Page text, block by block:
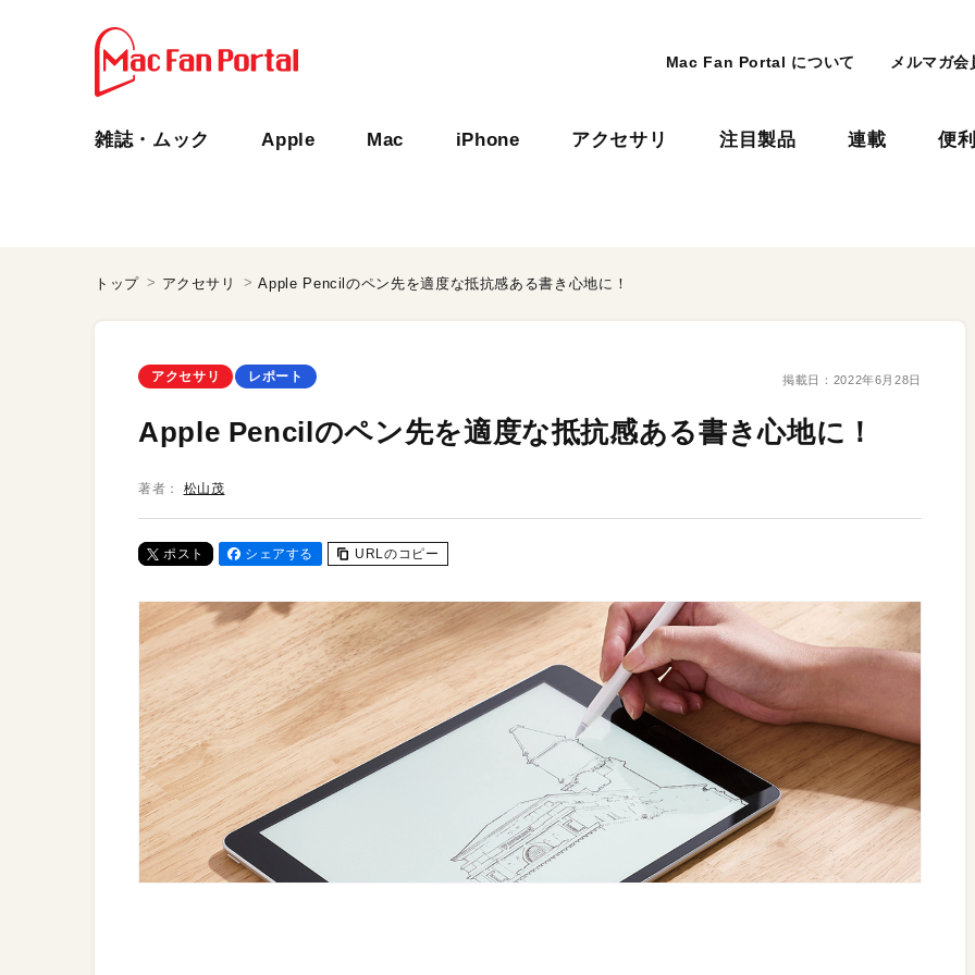
Mac Fan Portal について メルマガ会
雑誌・ムック Apple Mac iPhone アクセサリ 注目製品 連載 便
トップ アクセサリ Apple Pencilのペン先を適度な抵抗感ある書き心地に！
アクセサリ レポート 掲載日： 2022年6月28日
Apple Pencilのペン先を適度な抵抗感ある書き心地に！
著者： 松山茂
ポスト シェアする URLのコピー